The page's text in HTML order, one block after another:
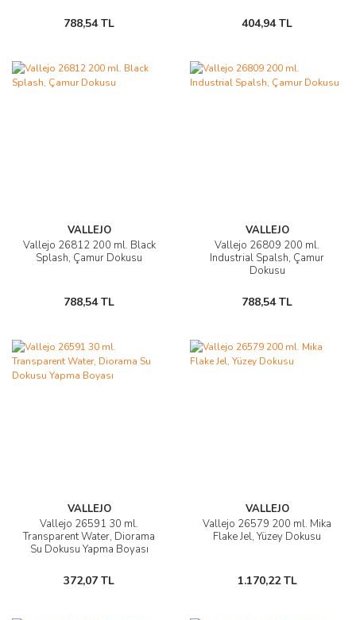
788,54 TL 404,94 TL
VALLEJO
Vallejo 26812 200 ml. Black
Splash, Çamur Dokusu
788,54 TL
VALLEJO
Vallejo 26809 200 ml.
Industrial Spalsh, Çamur
Dokusu
788,54 TL
VALLEJO
Vallejo 26591 30 ml.
Transparent Water, Diorama
Su Dokusu Yapma Boyası
372,07 TL
VALLEJO
Vallejo 26579 200 ml. Mika
Flake Jel, Yüzey Dokusu
1.170,22 TL